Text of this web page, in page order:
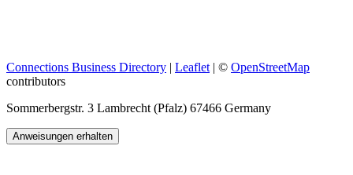
Connections Business Directory | Leaflet | © OpenStreetMap
contributors
Sommerbergstr. 3 Lambrecht (Pfalz) 67466 Germany
Anweisungen erhalten